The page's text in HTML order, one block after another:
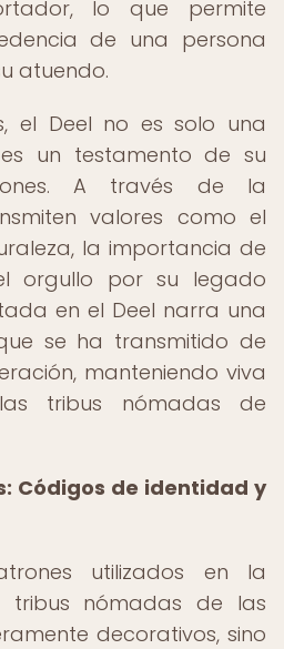
lo que permite
de una persona
atuendo.
el Deel no es solo una
un testamento de su
A través de la
valores como el
la importancia de
orgullo por su legado
en el Deel narra una
se ha transmitido de
manteniendo viva
tribus nómadas de
Códigos de identidad y
utilizados en la
tribus nómadas de las
decorativos, sino